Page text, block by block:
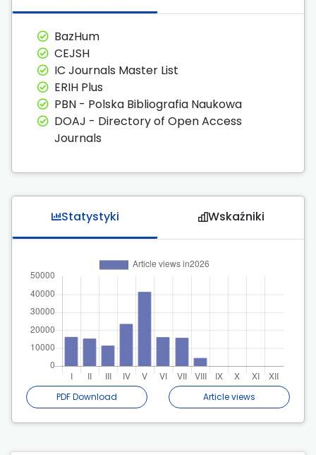
BazHum
CEJSH
IC Journals Master List
ERIH Plus
PBN - Polska Bibliografia Naukowa
DOAJ - Directory of Open Access
Journals
Statystyki Wskaźniki
PDF Download Article views